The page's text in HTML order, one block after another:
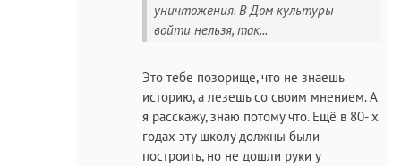
уничтожения. В Дом культуры
войти нельзя, так...
Это тебе позорище, что не знаешь
историю, а лезешь со своим мнением. А
я расскажу, знаю потому что. Ещё в 80- х
годах эту школу должны были
построить, но не дошли руки у